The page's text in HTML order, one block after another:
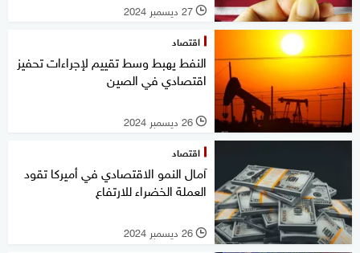
l 27 ديسمبر 2024
اقتصاد
النفط يهبط وسط تقييم لإجراءات تحفيز
اقتصادي في الصين
l 26 ديسمبر 2024
اقتصاد
آمال النمو الاقتصادي في أميركا تقود
العملة الخضراء للارتفاع
l 26 ديسمبر 2024